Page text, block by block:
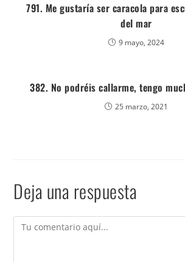
791. Me gustaría ser caracola para
del mar
9 mayo, 2024
382. No podréis callarme, tengo
25 marzo, 2021
Deja una respuesta